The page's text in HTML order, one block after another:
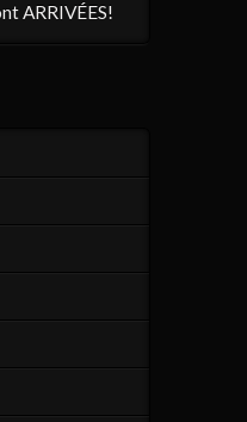
ARRIVÉES!